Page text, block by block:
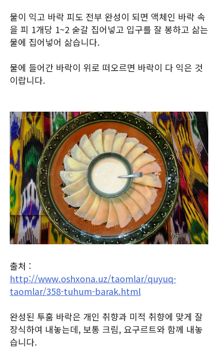
물이 익고 바락 피도 전부 완성이 되면 액체인 바락 속
을 피 1개당 1~2 숟갈 집어넣고 입구를 잘 봉하고 삶는
물에 집어넣어 삶습니다.
물에 들어간 바락이 위로 떠오르면 바락이 다 익은 것
이랍니다.
출처 :
http://www.oshxona.uz/taomlar/quyuq-
taomlar/358-tuhum-barak.html
완성된 투훔 바락은 개인 취향과 미적 취향에 맞게 잘
장식하여 내놓는데, 보통 크림, 요구르트와 함께 내놓
습니다.